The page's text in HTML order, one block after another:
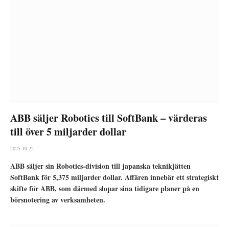
ABB säljer Robotics till SoftBank – värderas
till över 5 miljarder dollar
2025-10-22
ABB säljer sin Robotics-division till japanska teknikjätten
SoftBank för 5,375 miljarder dollar. Affären innebär ett strategiskt
skifte för ABB, som därmed slopar sina tidigare planer på en
börsnotering av verksamheten.